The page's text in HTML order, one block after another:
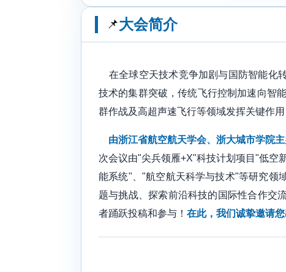
📌大会简介
在全球空天技术竞争加剧与国防智能化
技术的集群突破，传统飞行控制加速向智
群作战及高超声速飞行等领域发挥关键作
由浙江省航空航天学会、浙大城市学院
次会议由"尖兵领雁+X"科技计划项目"低空
能系统"、"航空航天科学与技术"等研究领
题与挑战、探索前沿科技的国际性合作交
者踊跃投稿和参与！ 在此，我们诚挚邀请您